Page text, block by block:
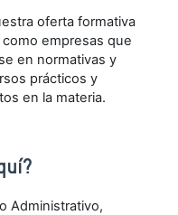
oferta formativa
empresas que
en normativas y
prácticos y
en la materia.
Administrativo,